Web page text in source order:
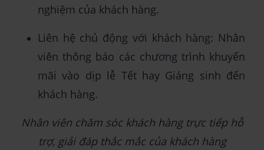
nghiệm của khách hàng.
Liên hệ chủ động với khách hàng: Nhân
viên thông báo các chương trình khuyến
mãi vào dịp lễ Tết hay Giáng sinh đến
khách hàng.
Nhân viên chăm sóc khách hàng trực tiếp hỗ
trợ, giải đáp thắc mắc của khách hàng